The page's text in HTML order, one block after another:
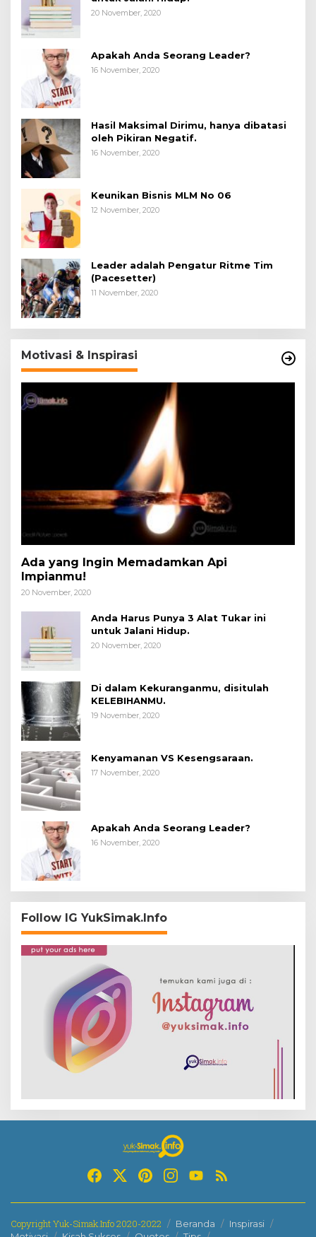
20 November, 2020
Apakah Anda Seorang Leader?
16 November, 2020
Hasil Maksimal Dirimu, hanya dibatasi
oleh Pikiran Negatif.
16 November, 2020
Keunikan Bisnis MLM No 06
12 November, 2020
Leader adalah Pengatur Ritme Tim
(Pacesetter)
11 November, 2020
Motivasi & Inspirasi
Ada yang Ingin Memadamkan Api
Impianmu!
20 November, 2020
Anda Harus Punya 3 Alat Tukar ini
untuk Jalani Hidup.
20 November, 2020
Di dalam Kekuranganmu, disitulah
KELEBIHANMU.
19 November, 2020
Kenyamanan VS Kesengsaraan.
17 November, 2020
Apakah Anda Seorang Leader?
16 November, 2020
Follow IG YukSimak.Info
Copyright Yuk-Simak.Info 2020-2022 Beranda
Inspirasi